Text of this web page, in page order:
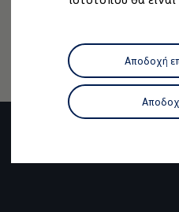
Αποδοχή
Εγγύηση
Εξουσιοδοτημένο Δίκτυο
Αστυπάλαια: Κίνητρα
Volkswagen Bulli - 75
Bulli magazine
VW Bus History